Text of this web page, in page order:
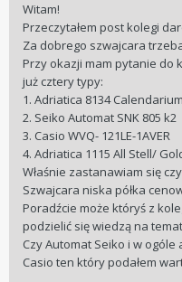
Witam!
Przeczytałem post kolegi
Za dobrego szwajcara
Przy okazji mam pytanie do
już cztery typy:
1. Adriatica 8134
2. Seiko Automat SNK 805 k2
3. Casio WVQ- 121LE-1AVER
4. Adriatica 1115 All Stell/
Właśnie zastanawiam się
Szwajcara niska półka
Poradźcie może któryś z
podzielić się wiedzą na
Czy Automat Seiko i w ogóle
Casio ten który podałem